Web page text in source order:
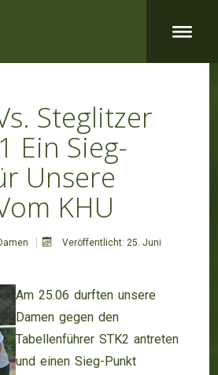
Steglitzer
Ein Sieg-
Unsere
KHU
Veröffentlicht: 25. Juni
Am 25.06 durften unsere
Damen gegen den
Tabellenführer STK2 antreten
und einen Sieg-Punkt